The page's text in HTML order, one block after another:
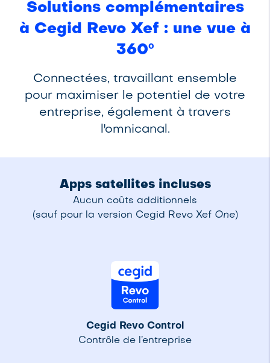
Solutions complémentaires
à Cegid Revo Xef : une vue à
360º
Connectées, travaillant ensemble
pour maximiser le potentiel de votre
entreprise, également à travers
l'omnicanal.
Apps satellites incluses
Aucun coûts additionnels
(sauf pour la version Cegid Revo Xef One)
Cegid Revo Control
Contrôle de l’entreprise